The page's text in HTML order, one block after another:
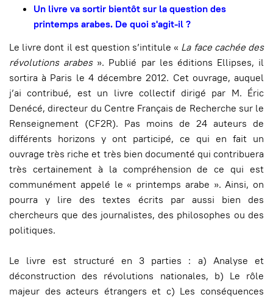
Un livre va sortir bientôt sur la question des
printemps arabes. De quoi s'agit-il ?
Le livre dont il est question s’intitule « La face cachée des
révolutions arabes». Publié par les éditions Ellipses, il
sortira à Paris le 4 décembre 2012. Cet ouvrage, auquel
j’ai contribué, est un livre collectif dirigé par M. Éric
Denécé, directeur du Centre Français de Recherche sur le
Renseignement (CF2R). Pas moins de 24 auteurs de
différents horizons y ont participé, ce qui en fait un
ouvrage très riche et très bien documenté qui contribuera
très certainement à la compréhension de ce qui est
communément appelé le « printemps arabe ». Ainsi, on
pourra y lire des textes écrits par aussi bien des
chercheurs que des journalistes, des philosophes ou des
politiques.
Le livre est structuré en 3 parties : a) Analyse et
déconstruction des révolutions nationales, b) Le rôle
majeur des acteurs étrangers et c) Les conséquences